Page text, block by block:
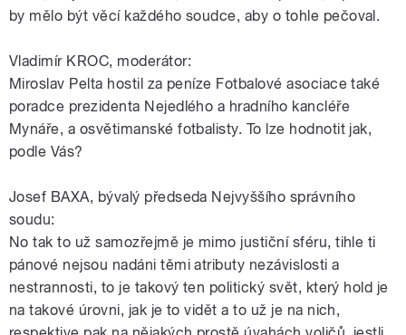
by mělo být věcí každého soudce, aby o tohle pečoval.
Vladimír KROC, moderátor:
Miroslav Pelta hostil za peníze Fotbalové asociace také
poradce prezidenta Nejedlého a hradního kancléře
Mynáře, a osvětimanské fotbalisty. To lze hodnotit jak,
podle Vás?
Josef BAXA, bývalý předseda Nejvyššího správního
soudu:
No tak to už samozřejmě je mimo justiční sféru, tihle ti
pánové nejsou nadáni těmi atributy nezávislosti a
nestrannosti, to je takový ten politický svět, který hold je
na takové úrovni, jak je to vidět a to už je na nich,